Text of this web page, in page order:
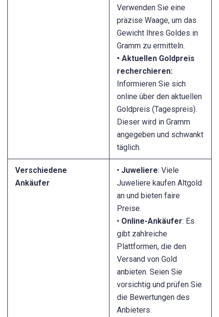
Verwenden Sie eine
präzise Waage, um das
Gewicht Ihres Goldes in
Gramm zu ermitteln.
• Aktuellen Goldpreis
recherchieren:
Informieren Sie sich
online über den aktuellen
Goldpreis (Tagespreis).
Dieser wird in Gramm
angegeben und schwankt
täglich.
Verschiedene
Ankäufer
• Juweliere: Viele
Juweliere kaufen Altgold
an und bieten faire
Preise.
• Online-Ankäufer: Es
gibt zahlreiche
Plattformen, die den
Versand von Gold
anbieten. Seien Sie
vorsichtig und prüfen Sie
die Bewertungen des
Anbieters.